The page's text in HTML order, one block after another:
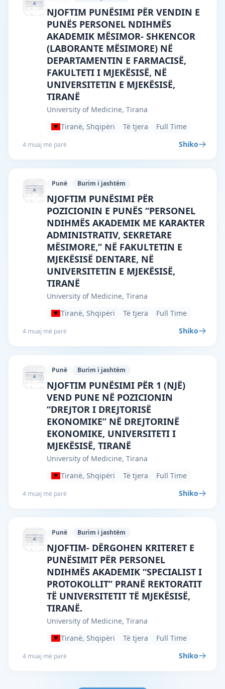
University of Medicine, Tirana · Tiranë
NJOFTIM PUNËSIMI PËR VENDIN E
PUNËS PERSONEL NDIHMËS
AKADEMIK MËSIMOR- SHKENCOR
(LABORANTE MËSIMORE) NË
DEPARTAMENTIN E FARMACISË,
FAKULTETI I MJEKËSISË, NË
UNIVERSITETIN E MJEKËSISË,
TIRANË
University of Medicine, Tirana
Tiranë, Shqipëri
Të tjera Full Time
4 muaj më parë Shiko
Punë Burim i jashtëm
University of Medicine, Tirana · Tiranë
NJOFTIM PUNËSIMI PËR
POZICIONIN E PUNËS “PERSONEL
NDIHMËS AKADEMIK ME KARAKTER
ADMINISTRATIV, SEKRETARE
MËSIMORE,” NË FAKULTETIN E
MJEKËSISË DENTARE, NË
UNIVERSITETIN E MJEKËSISË,
TIRANË
University of Medicine, Tirana
Tiranë, Shqipëri
Të tjera Full Time
4 muaj më parë Shiko
Punë Burim i jashtëm
University of Medicine, Tirana · Tiranë
NJOFTIM PUNËSIMI PËR 1 (NJË)
VEND PUNE NË POZICIONIN
“DREJTOR I DREJTORISË
EKONOMIKE” NË DREJTORINË
EKONOMIKE, UNIVERSITETI I
MJEKËSISË, TIRANË
University of Medicine, Tirana
Tiranë, Shqipëri
Të tjera Full Time
4 muaj më parë Shiko
Punë Burim i jashtëm
University of Medicine, Tirana · Tiranë
NJOFTIM- DËRGOHEN KRITERET E
PUNËSIMIT PËR PERSONEL
NDIHMËS AKADEMIK “SPECIALIST I
PROTOKOLLIT” PRANË REKTORATIT
TË UNIVERSITETIT TË MJEKËSISË,
TIRANË.
University of Medicine, Tirana
Tiranë, Shqipëri
Të tjera Full Time
4 muaj më parë Shiko